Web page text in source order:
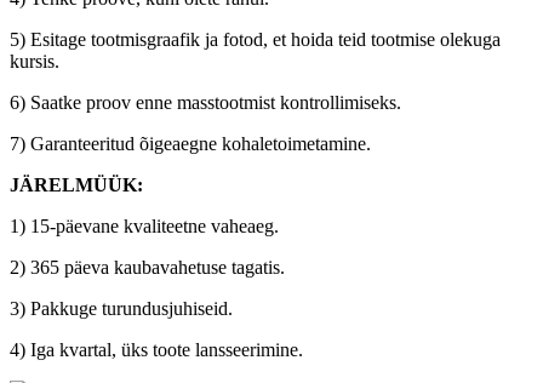
5) Esitage tootmisgraafik ja fotod, et hoida teid tootmise olekuga
kursis.
6) Saatke proov enne masstootmist kontrollimiseks.
7) Garanteeritud õigeaegne kohaletoimetamine.
JÄRELMÜÜK:
1) 15-päevane kvaliteetne vaheaeg.
2) 365 päeva kaubavahetuse tagatis.
3) Pakkuge turundusjuhiseid.
4) Iga kvartal, üks toote lansseerimine.